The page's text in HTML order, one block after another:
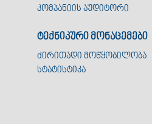
კომპანიის აუდიტორი
ტექნიკური მონაცემები
ძირითადი მოწყობილობა
სტატისტიკა